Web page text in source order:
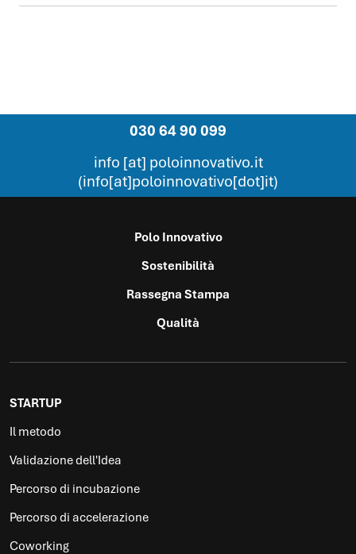
030 64 90 099
info [at] poloinnovativo.it
(info[at]poloinnovativo[dot]it)
Polo Innovativo
Sostenibilità
Rassegna Stampa
Qualità
STARTUP
Il metodo
Validazione dell'Idea
Percorso di incubazione
Percorso di accelerazione
Coworking